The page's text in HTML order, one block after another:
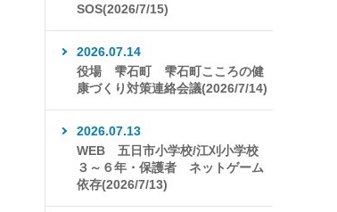
SOS(2026/7/15)
2026.07.14
役場 雫石町 雫石町こころの健
康づくり対策連絡会議(2026/7/14)
2026.07.13
WEB 五日市小学校/江刈小学校
３～６年・保護者 ネットゲーム
依存(2026/7/13)